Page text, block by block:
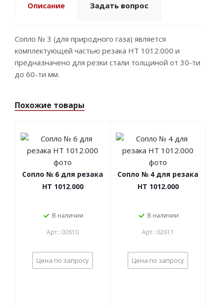
Описание Задать вопрос
Сопло № 3 (для природного газа) является
комплектующей частью резака НТ 1012.000 и
предназначено для резки стали толщиной от 30-ти
до 60-ти мм.
Похожие товары
Сопло № 6 для резака
НТ 1012.000
В наличии
Арт.: 02610
Цена по запросу
Сопло № 4 для резака
НТ 1012.000
В наличии
Арт.: 02611
Цена по запросу